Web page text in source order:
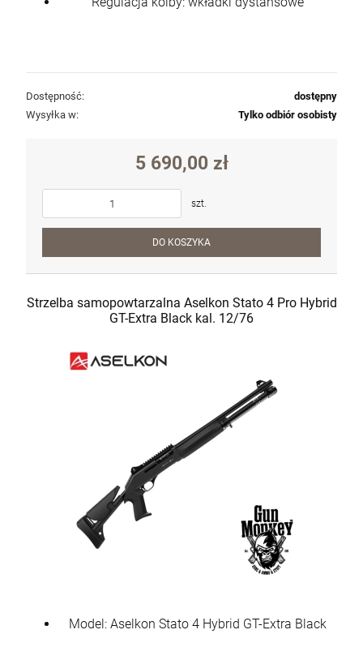
6 500,00 zł
szt.
Dostępność:
dostępny
Wysyłka w:
Tylko odbiór osobisty
5 690,00 zł
szt.
DO KOSZYKA
Strzelba samopowtarzalna Aselkon Stato 4 Pro Hybrid
GT-Extra Black kal. 12/76
Model: Aselkon Stato 4 Hybrid GT-Extra Black